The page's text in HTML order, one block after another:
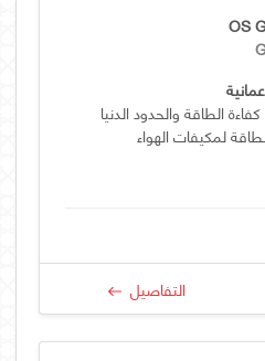
OS
الطاقة والحدود الدنيا
لمكيفات الهواء
التفاصيل